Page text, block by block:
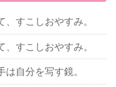
すこしおやすみ。
すこしおやすみ。
自分を写す鏡。